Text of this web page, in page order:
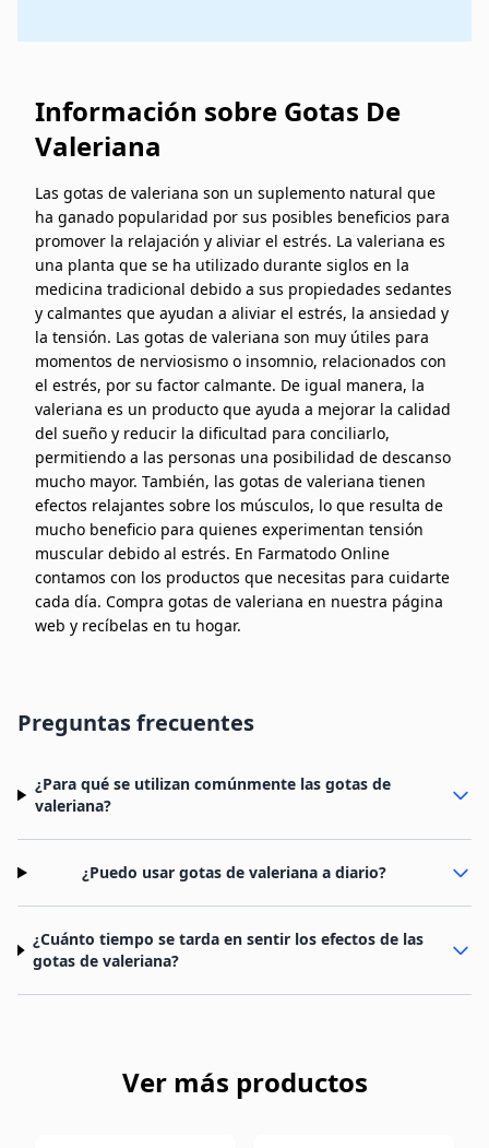
Información sobre Gotas De
Valeriana
Las gotas de valeriana son un suplemento natural que
ha ganado popularidad por sus posibles beneficios para
promover la relajación y aliviar el estrés. La valeriana es
una planta que se ha utilizado durante siglos en la
medicina tradicional debido a sus propiedades sedantes
y calmantes que ayudan a aliviar el estrés, la ansiedad y
la tensión. Las gotas de valeriana son muy útiles para
momentos de nerviosismo o insomnio, relacionados con
el estrés, por su factor calmante. De igual manera, la
valeriana es un producto que ayuda a mejorar la calidad
del sueño y reducir la dificultad para conciliarlo,
permitiendo a las personas una posibilidad de descanso
mucho mayor. También, las gotas de valeriana tienen
efectos relajantes sobre los músculos, lo que resulta de
mucho beneficio para quienes experimentan tensión
muscular debido al estrés. En Farmatodo Online
contamos con los productos que necesitas para cuidarte
cada día. Compra gotas de valeriana en nuestra página
web y recíbelas en tu hogar.
Preguntas frecuentes
¿Para qué se utilizan comúnmente las gotas de
valeriana?
¿Puedo usar gotas de valeriana a diario?
¿Cuánto tiempo se tarda en sentir los efectos de las
gotas de valeriana?
Ver más productos